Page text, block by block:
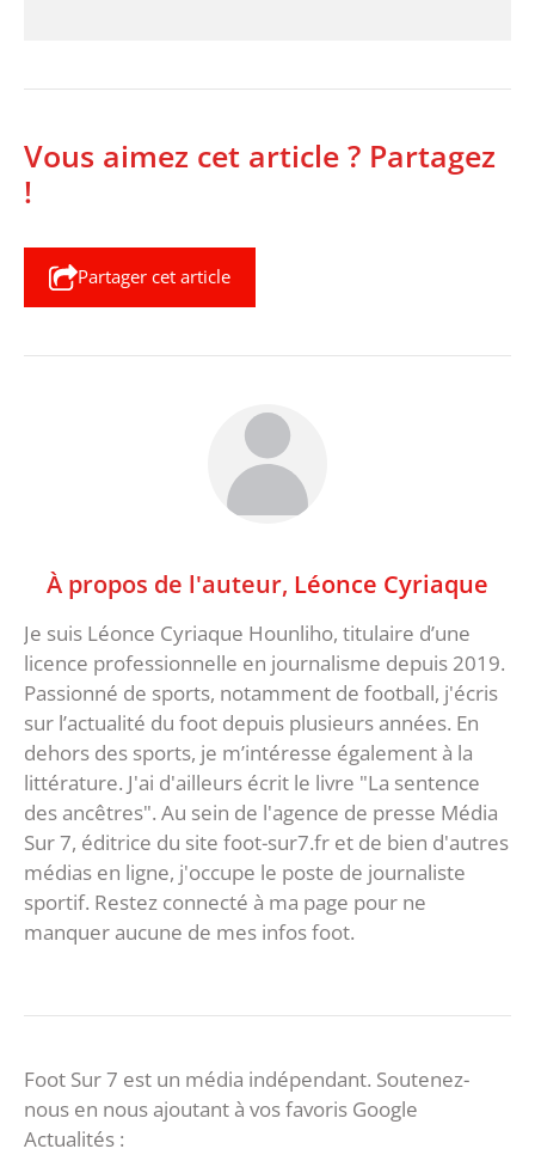
Vous aimez cet article ? Partagez
!
Partager cet article
À propos de l'auteur, Léonce Cyriaque
Je suis Léonce Cyriaque Hounliho, titulaire d’une
licence professionnelle en journalisme depuis 2019.
Passionné de sports, notamment de football, j'écris
sur l’actualité du foot depuis plusieurs années. En
dehors des sports, je m’intéresse également à la
littérature. J'ai d'ailleurs écrit le livre "La sentence
des ancêtres". Au sein de l'agence de presse Média
Sur 7, éditrice du site foot-sur7.fr et de bien d'autres
médias en ligne, j'occupe le poste de journaliste
sportif. Restez connecté à ma page pour ne
manquer aucune de mes infos foot.
Foot Sur 7 est un média indépendant. Soutenez-
nous en nous ajoutant à vos favoris Google
Actualités :